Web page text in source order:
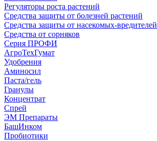
Регуляторы роста растений
Средства защиты от болезней растений
Средства защиты от насекомых-вредителей
Средства от сорняков
Серия ПРОФИ
АгроТехГумат
Удобрения
Аминосил
Паста/гель
Гранулы
Концентрат
Спрей
ЭМ Препараты
БашИнком
Пробиотики